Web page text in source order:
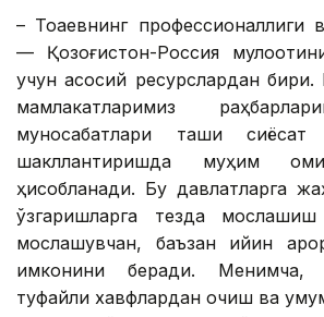
– Тоқаевнинг профессионаллиги
— Қозоғистон-Россия
учун асосий ресурслардан
мамлакатларимиз
муносабатлари ташқи сиёсат
шакллантиришда муҳим
ҳисобланади. Бу давлатларга
ўзгаришларга тезда
мослашувчан, баъзан қийин
имконини беради. Менимча,
туфайли хавфлардан қочиш ва